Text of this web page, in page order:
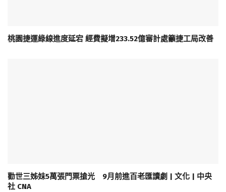
桃園捷運綠線進度延宕 經費擬增233.52億審計處籲捷工局改善
勸世三姊妹5萬張門票搶光 9月前進百老匯讀劇 | 文化 | 中央
社 CNA